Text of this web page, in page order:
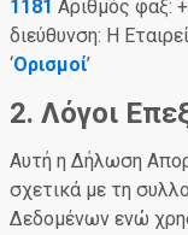
1181 Αριθμός φαξ:
διεύθυνση: Η
‘Ορισμοί’
2. Λόγοι
Αυτή η Δήλωση
σχετικά με τη
Δεδομένων ενώ